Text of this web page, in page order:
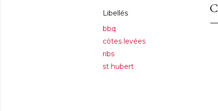
Libellés
bbq
côtes levées
ribs
st hubert